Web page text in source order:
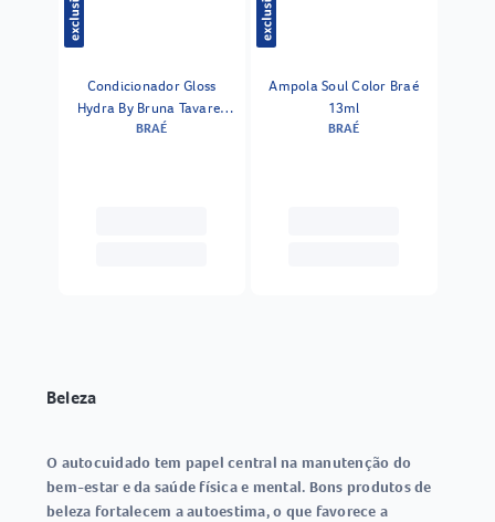
Condicionador Gloss
Hydra By Bruna Tavares
Braé 250ml
BRAÉ
Ampola Soul Color Braé
13ml
BRAÉ
Beleza
O autocuidado tem papel central na manutenção do
bem-estar e da saúde física e mental. Bons produtos de
beleza fortalecem a autoestima, o que favorece a